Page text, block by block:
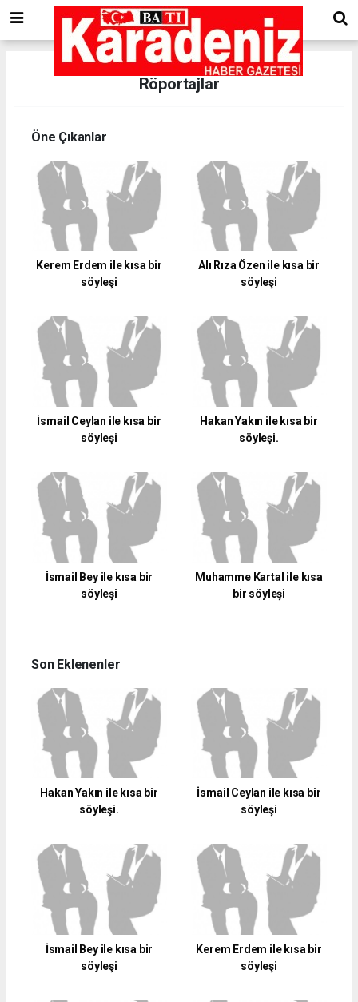
Röportajlar
Öne Çıkanlar
Kerem Erdem ile kısa bir
söyleşi
Alı Rıza Özen ile kısa bir
söyleşi
İsmail Ceylan ile kısa bir
söyleşi
Hakan Yakın ile kısa bir
söyleşi.
İsmail Bey ile kısa bir
söyleşi
Muhamme Kartal ile kısa
bir söyleşi
Son Eklenenler
Hakan Yakın ile kısa bir
söyleşi.
İsmail Ceylan ile kısa bir
söyleşi
İsmail Bey ile kısa bir
söyleşi
Kerem Erdem ile kısa bir
söyleşi